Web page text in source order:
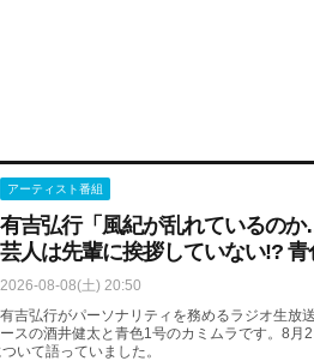
アーティスト番組
有吉弘行「風紀が乱れているの
芸人は先輩に挨拶していない!?
2026-08-08(土) 20:50
有吉弘行がパーソナリティを務めるラジオ生放
ースの酒井健太と青色1号のカミムラです。8月
いて語っていました。